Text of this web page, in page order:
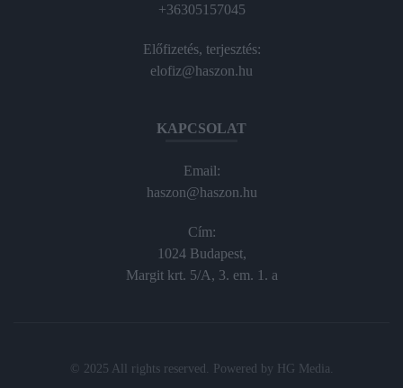
+36305157045
Előfizetés, terjesztés:
elofiz@haszon.hu
KAPCSOLAT
Email:
haszon@haszon.hu
Cím:
1024 Budapest,
Margit krt. 5/A, 3. em. 1. a
© 2025 All rights reserved. Powered by HG Media